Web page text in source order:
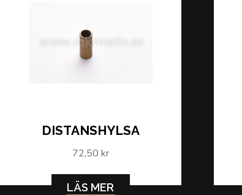
DISTANSHYLSA
72,50 kr
LÄS MER